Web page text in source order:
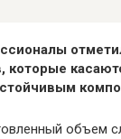
которые
объем